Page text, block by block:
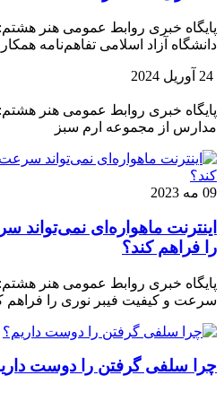
پایگاه خبری روابط عمومی هنر
دانشگاه آزاد اسلامی تفاهم‌نامه
24 آوریل 2024
پایگاه خبری روابط عمومی هنر
مدارس از مجموعه ارم سبز
09 مه 2023
اینترنت ماهواره‌ای
را فراهم کند؟
پایگاه خبری روابط عمومی هنر
سرعت و کیفیت فیبر نوری را فراهم
چرا سلفی گرفتن را دوست